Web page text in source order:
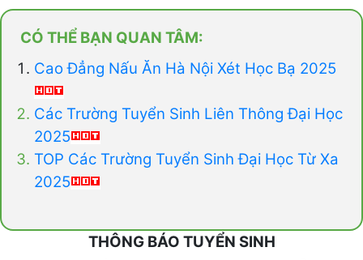
CÓ THỂ BẠN QUAN TÂM:
Cao Đẳng Nấu Ăn Hà Nội Xét Học Bạ 2025
Các Trường Tuyển Sinh Liên Thông Đại Học
2025
TOP Các Trường Tuyển Sinh Đại Học Từ Xa
2025
THÔNG BÁO TUYỂN SINH